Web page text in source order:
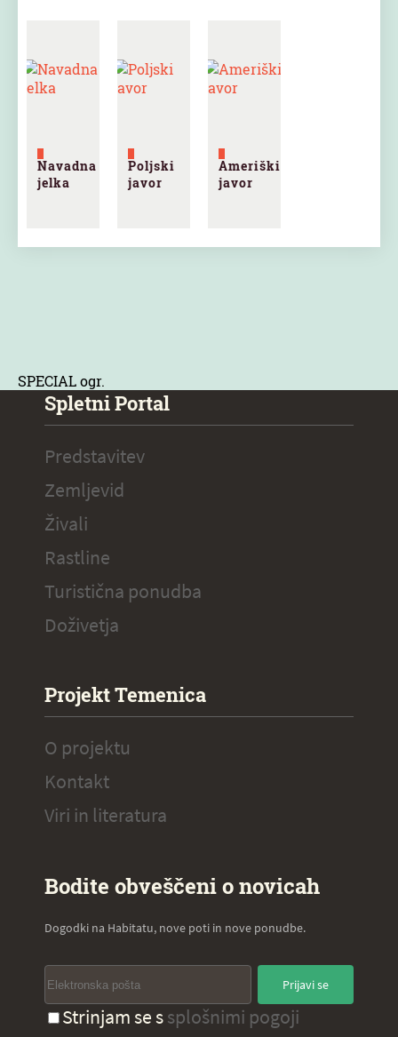
Navadna
jelka
Poljski
javor
Ameriški
javor
SPECIAL ogr.
Spletni Portal
Predstavitev
Zemljevid
Živali
Rastline
Turistična ponudba
Doživetja
Projekt Temenica
O projektu
Kontakt
Viri in literatura
Bodite obveščeni o novicah
Dogodki na Habitatu, nove poti in nove ponudbe.
Prijavi se
Strinjam se ssplošnimi pogoji